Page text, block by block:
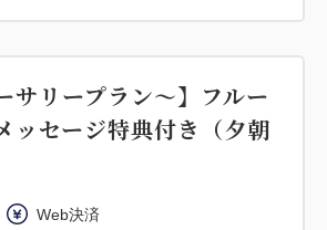
サリープラン～】フルー
ッセージ特典付き（夕朝
Web決済